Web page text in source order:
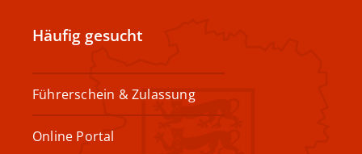
Häufig gesucht
Führerschein & Zulassung
Online Portal